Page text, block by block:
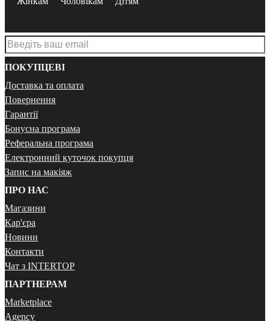
ПОКУПЦЕВІ
Доставка та оплата
Повернення
Гарантії
Бонусна програма
Реферальна програма
Електронний куточок покупця
Запис на макіяж
ПРО НАС
Магазини
Кар'єра
Новини
Контакти
Чат з INTERTOP
ПАРТНЕРАМ
Marketplace
Agency